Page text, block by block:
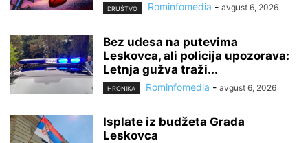
DRUŠTVO Rominfomedia - avgust 6, 2026
Bez udesa na putevima
Leskovca, ali policija upozorava:
Letnja gužva traži...
HRONIKA Rominfomedia - avgust 6, 2026
Isplate iz budžeta Grada
Leskovca